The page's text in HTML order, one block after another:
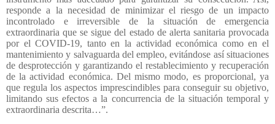
responde a la necesidad de minimizar el riesgo de un impacto
incontrolado e irreversible de la situación de emergencia
extraordinaria que se sigue del estado de alerta sanitaria provocada
por el COVID-19, tanto en la actividad económica como en el
mantenimiento y salvaguarda del empleo, evitándose así situaciones
de desprotección y garantizando el restablecimiento y recuperación
de la actividad económica. Del mismo modo, es proporcional, ya
que regula los aspectos imprescindibles para conseguir su objetivo,
limitando sus efectos a la concurrencia de la situación temporal y
extraordinaria descrita…”.